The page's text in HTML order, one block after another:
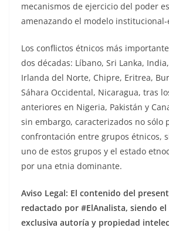
mecanismos de ejercicio del poder
amenazando el modelo
Los conflictos étnicos más
dos décadas: Líbano, Sri Lanka,
Irlanda del Norte, Chipre, Eritrea,
Sáhara Occidental, Nicaragua, tras
anteriores en Nigeria, Pakistán y
sin embargo, caracterizados no sólo
confrontación entre grupos étnicos,
uno de estos grupos y el estado
por una etnia dominante.
Aviso Legal: El contenido del
redactado por #ElAnalista, siendo
exclusiva autoría y propiedad